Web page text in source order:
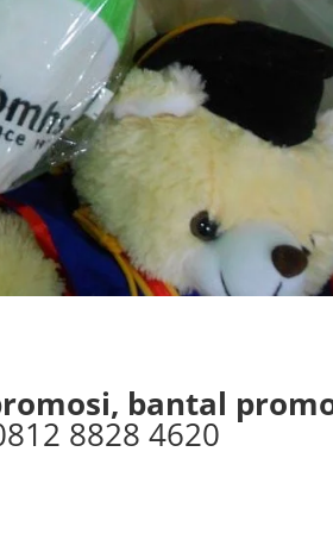
bantal
8828 4620